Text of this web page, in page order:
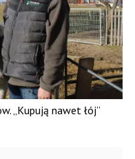
„Kupują nawet łój”